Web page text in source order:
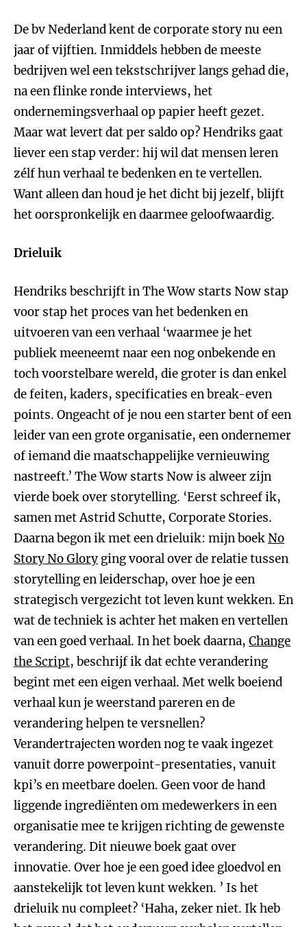
De bv Nederland kent de corporate story nu een
jaar of vijftien. Inmiddels hebben de meeste
bedrijven wel een tekstschrijver langs gehad die,
na een flinke ronde interviews, het
ondernemingsverhaal op papier heeft gezet.
Maar wat levert dat per saldo op? Hendriks gaat
liever een stap verder: hij wil dat mensen leren
zélf hun verhaal te bedenken en te vertellen.
Want alleen dan houd je het dicht bij jezelf, blijft
het oorspronkelijk en daarmee geloofwaardig.
Drieluik
Hendriks beschrijft in The Wow starts Now stap
voor stap het proces van het bedenken en
uitvoeren van een verhaal ‘waarmee je het
publiek meeneemt naar een nog onbekende en
toch voorstelbare wereld, die groter is dan enkel
de feiten, kaders, specificaties en break-even
points. Ongeacht of je nou een starter bent of een
leider van een grote organisatie, een ondernemer
of iemand die maatschappelijke vernieuwing
nastreeft.’ The Wow starts Now is alweer zijn
vierde boek over storytelling. ‘Eerst schreef ik,
samen met Astrid Schutte, Corporate Stories.
Daarna begon ik met een drieluik: mijn boekNo
Story No Glory ging vooral over de relatie tussen
storytelling en leiderschap, over hoe je een
strategisch vergezicht tot leven kunt wekken. En
wat de techniek is achter het maken en vertellen
van een goed verhaal. In het boek daarna, Change
the Script, beschrijf ik dat echte verandering
begint met een eigen verhaal. Met welk boeiend
verhaal kun je weerstand pareren en de
verandering helpen te versnellen?
Verandertrajecten worden nog te vaak ingezet
vanuit dorre powerpoint-presentaties, vanuit
kpi’s en meetbare doelen. Geen voor de hand
liggende ingrediënten om medewerkers in een
organisatie mee te krijgen richting de gewenste
verandering. Dit nieuwe boek gaat over
innovatie. Over hoe je een goed idee gloedvol en
aanstekelijk tot leven kunt wekken. ’ Is het
drieluik nu compleet? ‘Haha, zeker niet. Ik heb